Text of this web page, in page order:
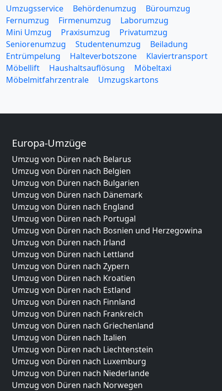
Umzugsservice Behördenumzug
Büroumzug
Fernumzug
Firmenumzug
Laborumzug
Mini Umzug
Praxisumzug
Privatumzug
Seniorenumzug
Studentenumzug
Beiladung
Entrümpelung
Halteverbotszone
Klaviertransport
Möbellift
Haushaltsauflösung
Möbeltaxi
Möbelmitfahrzentrale
Umzugskartons
Europa-Umzüge
Umzug von Düren nach Belarus
Umzug von Düren nach Belgien
Umzug von Düren nach Bulgarien
Umzug von Düren nach Dänemark
Umzug von Düren nach England
Umzug von Düren nach Portugal
Umzug von Düren nach Bosnien und Herzegowina
Umzug von Düren nach Irland
Umzug von Düren nach Lettland
Umzug von Düren nach Zypern
Umzug von Düren nach Kroatien
Umzug von Düren nach Estland
Umzug von Düren nach Finnland
Umzug von Düren nach Frankreich
Umzug von Düren nach Griechenland
Umzug von Düren nach Italien
Umzug von Düren nach Liechtenstein
Umzug von Düren nach Luxemburg
Umzug von Düren nach Niederlande
Umzug von Düren nach Norwegen